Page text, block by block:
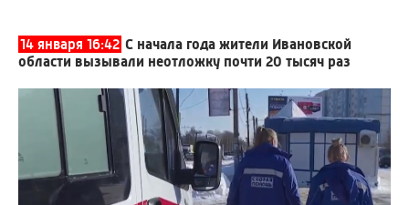
14 января 16:42 С начала года жители Ивановской
области вызывали неотложку почти 20 тысяч раз